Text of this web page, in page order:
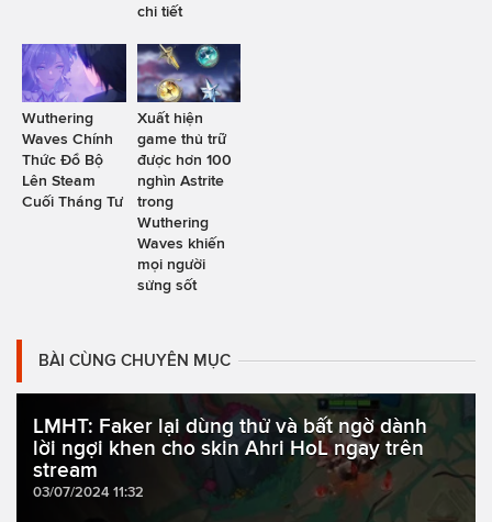
chi tiết
Wuthering
Waves Chính
Thức Đổ Bộ
Lên Steam
Cuối Tháng Tư
Xuất hiện
game thủ trữ
được hơn 100
nghìn Astrite
trong
Wuthering
Waves khiến
mọi người
sửng sốt
BÀI CÙNG CHUYÊN MỤC
LMHT: Faker lại dùng thử và bất ngờ dành
lời ngợi khen cho skin Ahri HoL ngay trên
stream
03/07/2024 11:32